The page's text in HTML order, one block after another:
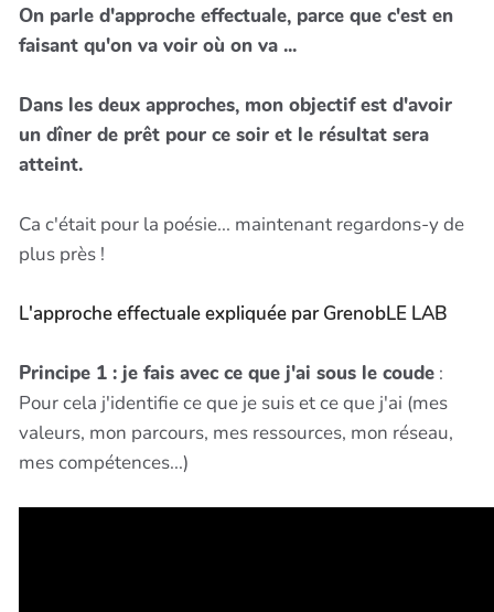
On parle d'approche effectuale, parce que c'est en
faisant qu'on va voir où on va ...
Dans les deux approches, mon objectif est d'avoir
un dîner de prêt pour ce soir et le résultat sera
atteint.
Ca c'était pour la poésie... maintenant regardons-y de
plus près !
L'approche effectuale expliquée par GrenobLE LAB
Principe 1 : je fais avec ce que j'ai sous le coude :
Pour cela j'identifie ce que je suis et ce que j'ai (mes
valeurs, mon parcours, mes ressources, mon réseau,
mes compétences...)